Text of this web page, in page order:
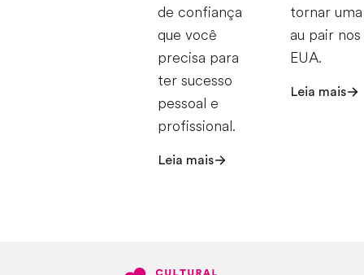
de confiança
que você
precisa para
ter sucesso
pessoal e
profissional.
Leia mais
tornar uma
au pair nos
EUA.
Leia mais